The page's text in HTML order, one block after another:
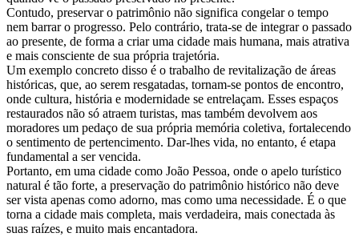
Contudo, preservar o patrimônio não significa congelar o tempo
nem barrar o progresso. Pelo contrário, trata-se de integrar o passado
ao presente, de forma a criar uma cidade mais humana, mais atrativa
e mais consciente de sua própria trajetória.
Um exemplo concreto disso é o trabalho de revitalização de áreas
históricas, que, ao serem resgatadas, tornam-se pontos de encontro,
onde cultura, história e modernidade se entrelaçam. Esses espaços
restaurados não só atraem turistas, mas também devolvem aos
moradores um pedaço de sua própria memória coletiva, fortalecendo
o sentimento de pertencimento. Dar-lhes vida, no entanto, é etapa
fundamental a ser vencida.
Portanto, em uma cidade como João Pessoa, onde o apelo turístico
natural é tão forte, a preservação do patrimônio histórico não deve
ser vista apenas como adorno, mas como uma necessidade. É o que
torna a cidade mais completa, mais verdadeira, mais conectada às
suas raízes, e muito mais encantadora.